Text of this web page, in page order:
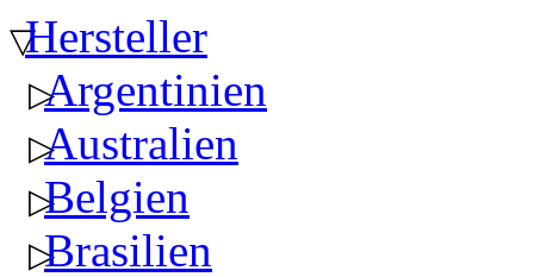
Hersteller
Argentinien
Australien
Belgien
Brasilien